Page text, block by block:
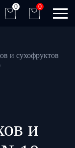
0 0
и сухофруктов
и